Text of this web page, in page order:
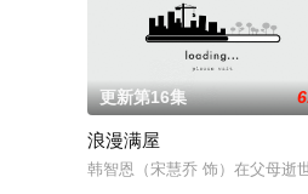
更新第16集
浪漫满屋
韩智恩（宋慧乔 饰）在父母逝